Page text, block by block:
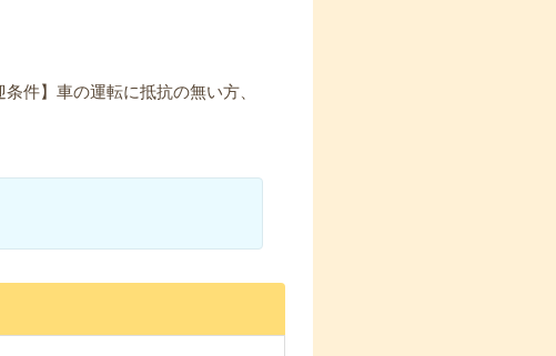
件】車の運転に抵抗の無い方、